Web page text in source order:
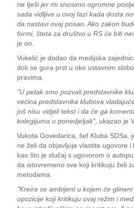
ne tješi jer mi snosimo ogromne
sada vidljive u ovoj fazi kada dosta
da nastavi ovaj posao. Ako zakon
formi, šteta za društvo u RS će biti
je on.
Vukelić je dodao da medijska
dok se gura prst u oko ustavnim
pravima.
"U petak smo pozvali predstavnike
većina predstavnika klubova
još nisu vidjeli tekst i da će ga
kolegijuma u ponedjeljak", ukazao je
Vukota Govedarica, šef Kluba SDSa,
ne želi da objavljuje vlastite ugovore i
kao što je slučaj s ugovorom o
da istovremeno sve koji kritikuju želi
metodama.
"Kreira se ambijent u kojem će
opozicije koji kritikuju ovaj režim i